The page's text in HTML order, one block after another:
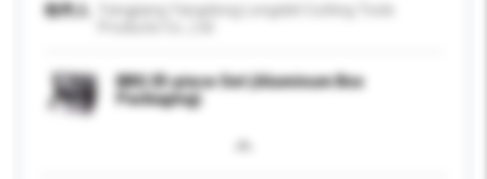
收件人
Yangjiang Yangdong Longdeli Cutting Tools
BBQ 25-piece Set (Aluminum Box
Packaging)